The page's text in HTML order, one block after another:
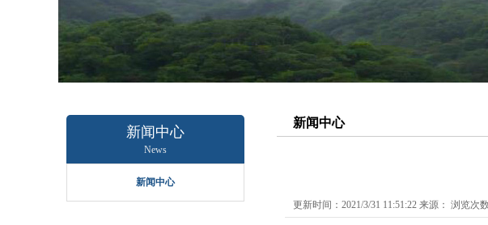
新闻中心
News
新闻中心
新闻中心
更新时间：2021/3/31 11:51:22 来源： 浏览次